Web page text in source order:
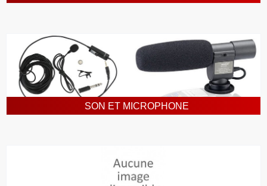
SON ET MICROPHONE